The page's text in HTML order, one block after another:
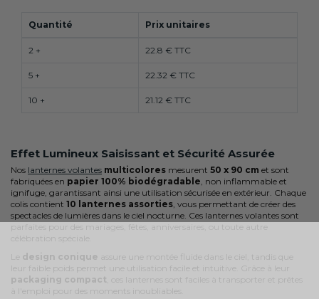
Quantité Prix unitaires
2 + 22.8 € TTC
5 + 22.32 € TTC
10 + 21.12 € TTC
Effet Lumineux Saisissant et Sécurité Assurée
Nos lanternes volantes multicolores mesurent 50 x 90 cm et sont
fabriquées en papier 100% biodégradable, non inflammable et
ignifuge, garantissant ainsi une utilisation sécurisée en extérieur. Chaque
colis contient 10 lanternes assorties, vous permettant de créer des
spectacles de lumières dans le ciel nocturne. Ces lanternes volantes sont
parfaites pour des mariages, fêtes, anniversaires, ou toute autre
célébration spéciale.
Le design conique assure une montée fluide dans le ciel, tandis que
leur faible poids permet une utilisation facile et intuitive. Grâce à leur
packaging compact , ces lanternes sont faciles à transporter et prêtes
à l'emploi pour des moments inoubliables.